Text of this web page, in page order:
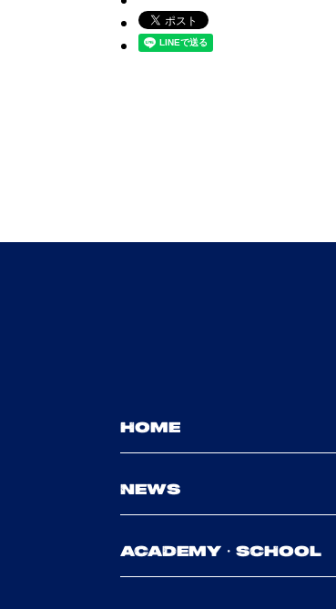
HOME
NEWS
ACADEMY・SCHOOL